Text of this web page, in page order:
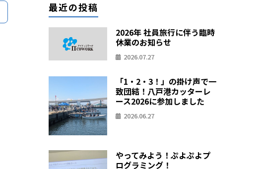
最近の投稿
2026年 社員旅行に伴う臨時
休業のお知らせ
2026.07.27
「1・2・3！」の掛け声で一
致団結！八戸港カッターレ
ース2026に参加しました
2026.06.27
やってみよう！ぷよぷよプ
ログラミング！